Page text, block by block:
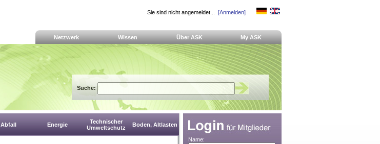
Sie sind nicht angemeldet... [Anmelden]
Netzwerk Wissen Über ASK My ASK
Suche:
Abfall Energie
Technischer
Umweltschutz
Boden, Altlasten
Name: